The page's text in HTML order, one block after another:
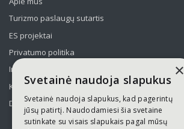
Turizmo paslaugų sutartis
ES projektai
Privatumo politika
Informavimas apie asmens duomenų tvarkymą
Kelionės kolektyvams po Lietuvą
Draudimas
×
Svetainė naudoja slapukus
Svetainė naudoja slapukus, kad pagerintų
jūsų patirtį. Naudodamiesi šia svetaine
sutinkate su visais slapukais pagal mūsų